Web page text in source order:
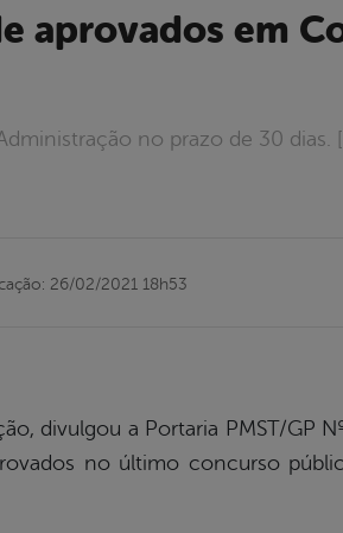
no prazo de 30 dias.
26/02/2021 18h53
divulgou a Portaria PMST/GP
no último concurso